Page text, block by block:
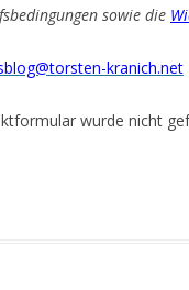
sowie die
kranich.net
wurde nicht